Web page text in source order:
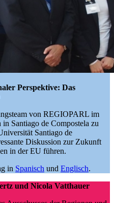
Perspektive: Das
von REGIOPARL im
Santiago de Compostela zu
Santiago de
Diskussion zur Zukunft
in der EU führen.
in Spanisch und Englisch.
und Nicola Vatthauer